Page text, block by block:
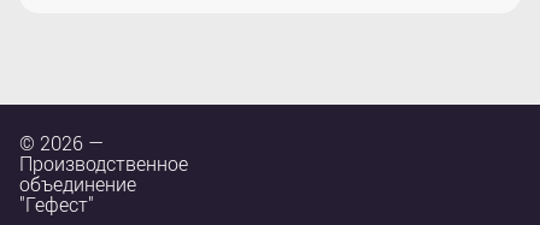
© 2026 —
Производственное
объединение
"Гефест"